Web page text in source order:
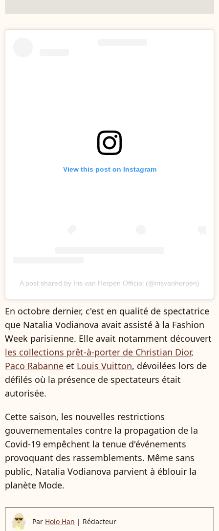
View this post on Instagram
A post shared by Iris van Herpen Official (@irisvanherpen)
En octobre dernier, c'est en qualité de spectatrice
que Natalia Vodianova avait assisté à la Fashion
Week parisienne. Elle avait notamment découvert
les collections prêt-à-porter de Christian Dior,
Paco Rabanne et Louis Vuitton, dévoilées lors de
défilés où la présence de spectateurs était
autorisée.
Cette saison, les nouvelles restrictions
gouvernementales contre la propagation de la
Covid-19 empêchent la tenue d'événements
provoquant des rassemblements. Même sans
public, Natalia Vodianova parvient à éblouir la
planète Mode.
Par Holo Han | Rédacteur